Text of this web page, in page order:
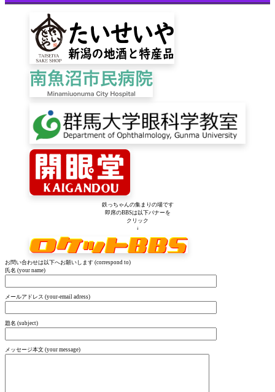
鉄っちゃんの集まりの場です
即席のBBSは以下バナーを
クリック
↓
お問い合わせは以下へお願いします (correspond to)
氏名 (your name)
メールアドレス (your-email adress)
題名 (subject)
メッセージ本文 (your message)